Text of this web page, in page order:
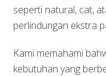
seperti natural, cat,
perlindungan ekstra
Kami memahami
kebutuhan yang